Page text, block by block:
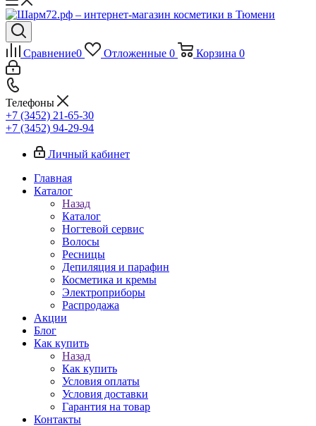
Сравнение0 Отложенные 0 Корзина 0
Телефоны
+7 (3452) 21-65-30
+7 (3452) 94-29-94
Личный кабинет
Главная
Каталог
Назад
Каталог
Ногтевой сервис
Волосы
Ресницы
Депиляция и парафин
Косметика и кремы
Электроприборы
Распродажа
Акции
Блог
Как купить
Назад
Как купить
Условия оплаты
Условия доставки
Гарантия на товар
Контакты